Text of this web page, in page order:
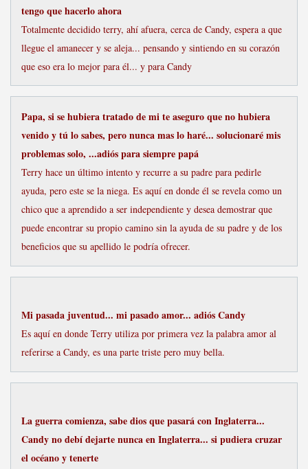
tengo que hacerlo ahora
Totalmente decidido terry, ahí afuera, cerca de Candy, espera a que
llegue el amanecer y se aleja... pensando y sintiendo en su corazón
que eso era lo mejor para él... y para Candy
Papa, si se hubiera tratado de mi te aseguro que no hubiera
venido y tú lo sabes, pero nunca mas lo haré... solucionaré mis
problemas solo, ...adiós para siempre papá
Terry hace un último intento y recurre a su padre para pedirle
ayuda, pero este se la niega. Es aquí en donde él se revela como un
chico que a aprendido a ser independiente y desea demostrar que
puede encontrar su propio camino sin la ayuda de su padre y de los
beneficios que su apellido le podría ofrecer.
Mi pasada juventud... mi pasado amor... adiós Candy
Es aquí en donde Terry utiliza por primera vez la palabra amor al
referirse a Candy, es una parte triste pero muy bella.
La guerra comienza, sabe dios que pasará con Inglaterra...
Candy no debí dejarte nunca en Inglaterra... si pudiera cruzar
el océano y tenerte